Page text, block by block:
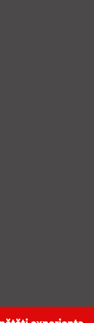
NAȚIONALĂ